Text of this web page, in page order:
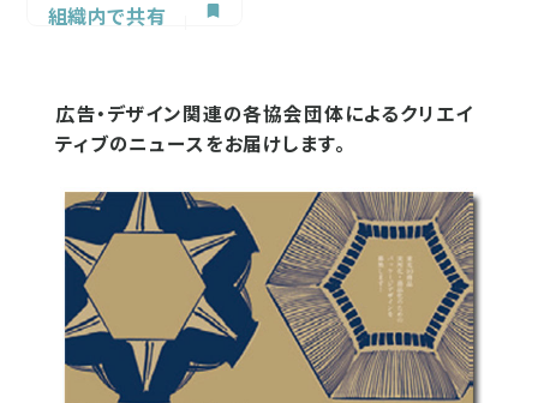
組織内で共有
広告・デザイン関連の各協会団体によるクリエイ
ティブのニュースをお届けします。